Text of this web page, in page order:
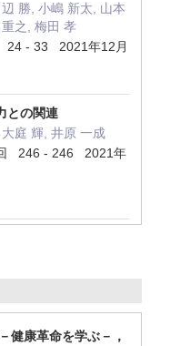
勝, 小嶋 新太, 山本
之, 梅田 孝
24 - 33 2021年12月
との関連
庭 輝, 井原 一成
246 - 246 2021年
健康革命を学ぶ－，